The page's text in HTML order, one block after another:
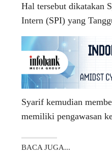
Hal tersebut dikatakan
Intern (SPI) yang
Syarif kemudian
memiliki pengawasan
BACA JUGA...